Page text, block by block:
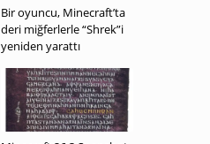
Bir oyuncu, Minecraft’ta
deri miğferlerle “Shrek”i
yeniden yarattı